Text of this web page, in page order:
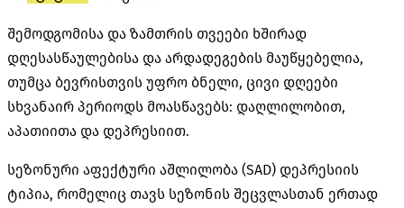
შემოდგომისა და ზამთრის თვეები ხშირად
დღესასწაულებისა და არდადეგების მაუწყებელია,
თუმცა ბევრისთვის უფრო ბნელი, ცივი დღეები
სხვანაირ პერიოდს მოასწავებს: დაღლილობით,
აპათიითა და დეპრესიით.
სეზონური აფექტური აშლილობა (SAD) დეპრესიის
ტიპია, რომელიც თავს სეზონის შეცვლასთან ერთად